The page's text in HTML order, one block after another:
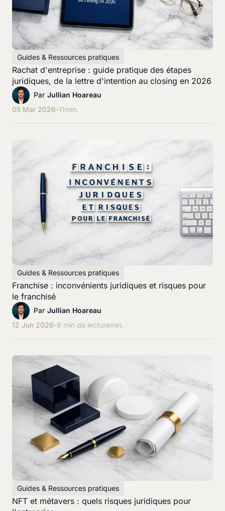
Guides & Ressources pratiques
Rachat d'entreprise : guide pratique des étapes
juridiques, de la lettre d'intention au closing en 2026
Par Jullian Hoareau
05 Mar 2026-11min.
Guides & Ressources pratiques
Franchise : inconvénients juridiques et risques pour
le franchisé
Par Jullian Hoareau
12 Jun 2026-8 min de lecturemin.
Guides & Ressources pratiques
NFT et métavers : quels risques juridiques pour